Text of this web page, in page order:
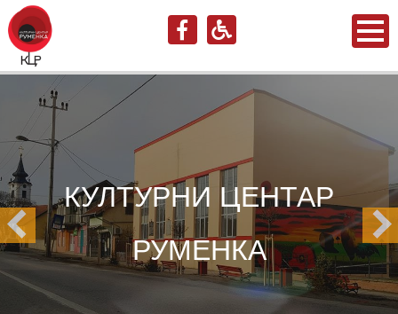
КУЛТУРНИ ЦЕНТАР
РУМЕНКА